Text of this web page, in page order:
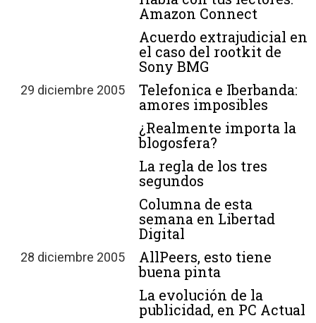
Amazon Connect
Acuerdo extrajudicial en
el caso del rootkit de
Sony BMG
29 diciembre 2005
Telefonica e Iberbanda:
amores imposibles
¿Realmente importa la
blogosfera?
La regla de los tres
segundos
Columna de esta
semana en Libertad
Digital
28 diciembre 2005
AllPeers, esto tiene
buena pinta
La evolución de la
publicidad, en PC Actual